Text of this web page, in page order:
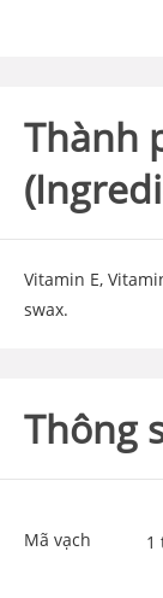
Thành
Vitamin E,
swax.
Thông
Mã vạch 1